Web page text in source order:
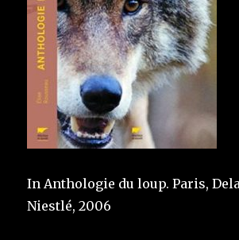
In Anthologie du loup. Paris,
Niestlé, 2006